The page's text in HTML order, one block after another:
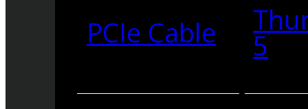
PCIe Cable 5